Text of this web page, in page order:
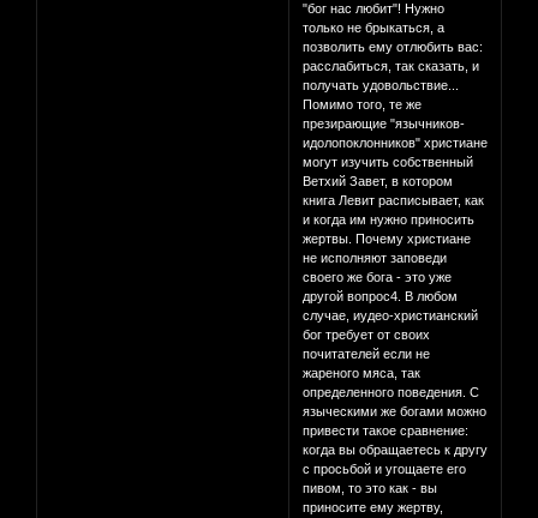
"бог нас любит"! Нужно
только не брыкаться, а
позволить ему отлюбить вас:
расслабиться, так сказать, и
получать удовольствие...
Помимо того, те же
презирающие "язычников-
идолопоклонников" христиане
могут изучить собственный
Ветхий Завет, в котором
книга Левит расписывает, как
и когда им нужно приносить
жертвы. Почему христиане
не исполняют заповеди
своего же бога - это уже
другой вопрос4. В любом
случае, иудео-христианский
бог требует от своих
почитателей если не
жареного мяса, так
определенного поведения. С
языческими же богами можно
привести такое сравнение:
когда вы обращаетесь к другу
с просьбой и угощаете его
пивом, то это как - вы
приносите ему жертву,